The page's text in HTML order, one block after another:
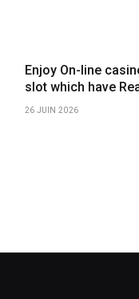
Enjoy On-line
slot which have
26 JUIN 2026